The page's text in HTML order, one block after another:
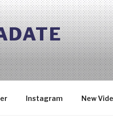
Instagram New